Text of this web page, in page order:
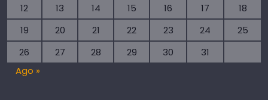
12
13 14 15 16 17
18
19
20 21 22 23 24
25
26
27 28 29 30
31
Ago »